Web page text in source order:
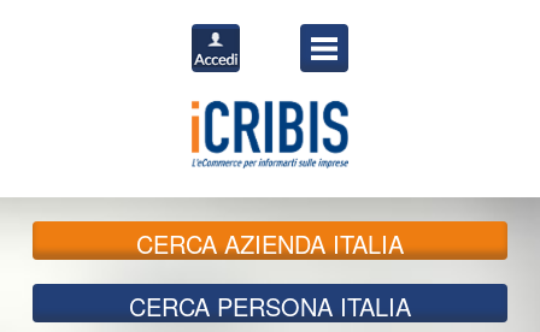
CERCAAZIENDA ITALIA
CERCA PERSONA ITALIA